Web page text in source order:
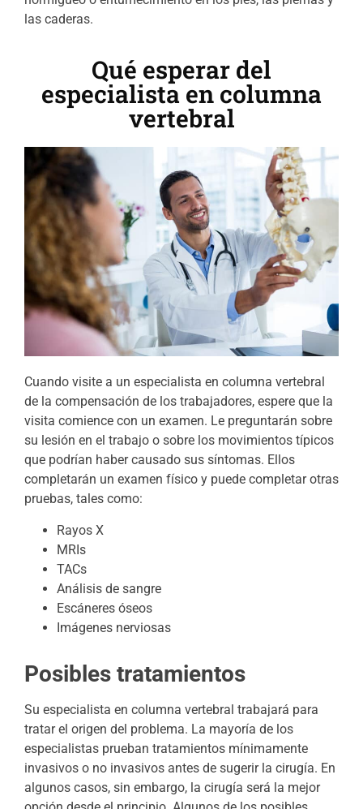
las caderas.
Qué esperar del
especialista en columna
vertebral
Cuando visite a un especialista en columna vertebral
de la compensación de los trabajadores, espere que la
visita comience con un examen. Le preguntarán sobre
su lesión en el trabajo o sobre los movimientos típicos
que podrían haber causado sus síntomas. Ellos
completarán un examen físico y puede completar otras
pruebas, tales como:
Rayos X
MRIs
TACs
Análisis de sangre
Escáneres óseos
Imágenes nerviosas
Posibles tratamientos
Su especialista en columna vertebral trabajará para
tratar el origen del problema. La mayoría de los
especialistas prueban tratamientos mínimamente
invasivos o no invasivos antes de sugerir la cirugía. En
algunos casos, sin embargo, la cirugía será la mejor